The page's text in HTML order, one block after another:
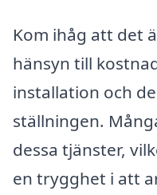
Kom ihåg att det
hänsyn till
installation och
ställningen.
dessa tjänster,
en trygghet i att